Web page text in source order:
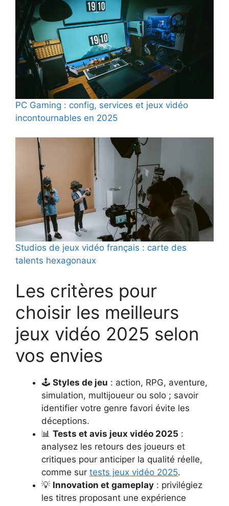
PC Gaming : config, services et jeux vidéo
incontournables en 2025
Studios de jeux vidéo français : carte des
talents hexagonaux
Les critères pour
choisir les meilleurs
jeux vidéo 2025 selon
vos envies
🕹️ Styles de jeu : action, RPG, aventure,
simulation, multijoueur ou solo ; savoir
identifier votre genre favori évite les
déceptions.
📊 Tests et avis jeux vidéo 2025 :
analysez les retours des joueurs et
critiques pour anticiper la qualité réelle,
comme sur tests jeux vidéo 2025.
💡 Innovation et gameplay : privilégiez
les titres proposant une expérience